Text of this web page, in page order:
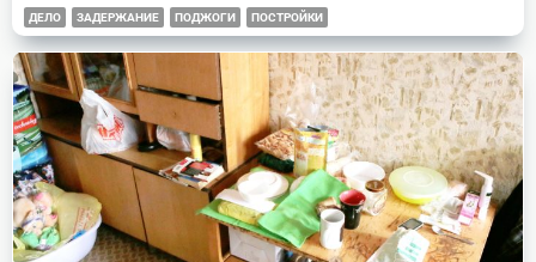
ДЕЛО ЗАДЕРЖАНИЕ ПОДЖОГИ ПОСТРОЙКИ